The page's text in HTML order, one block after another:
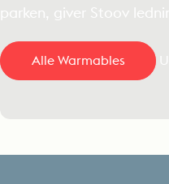
parken, giver Stoov
Alle Warmables